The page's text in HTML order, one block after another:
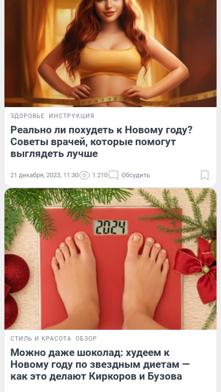
ЗДОРОВЬЕ ИНСТРУКЦИЯ
Реально ли похудеть к Новому году?
Советы врачей, которые помогут
выглядеть лучше
21 декабря, 2023, 11:30 1 210 Обсудить
СТИЛЬ И КРАСОТА ОБЗОР
Можно даже шоколад: худеем к
Новому году по звездным диетам —
как это делают Киркоров и Бузова